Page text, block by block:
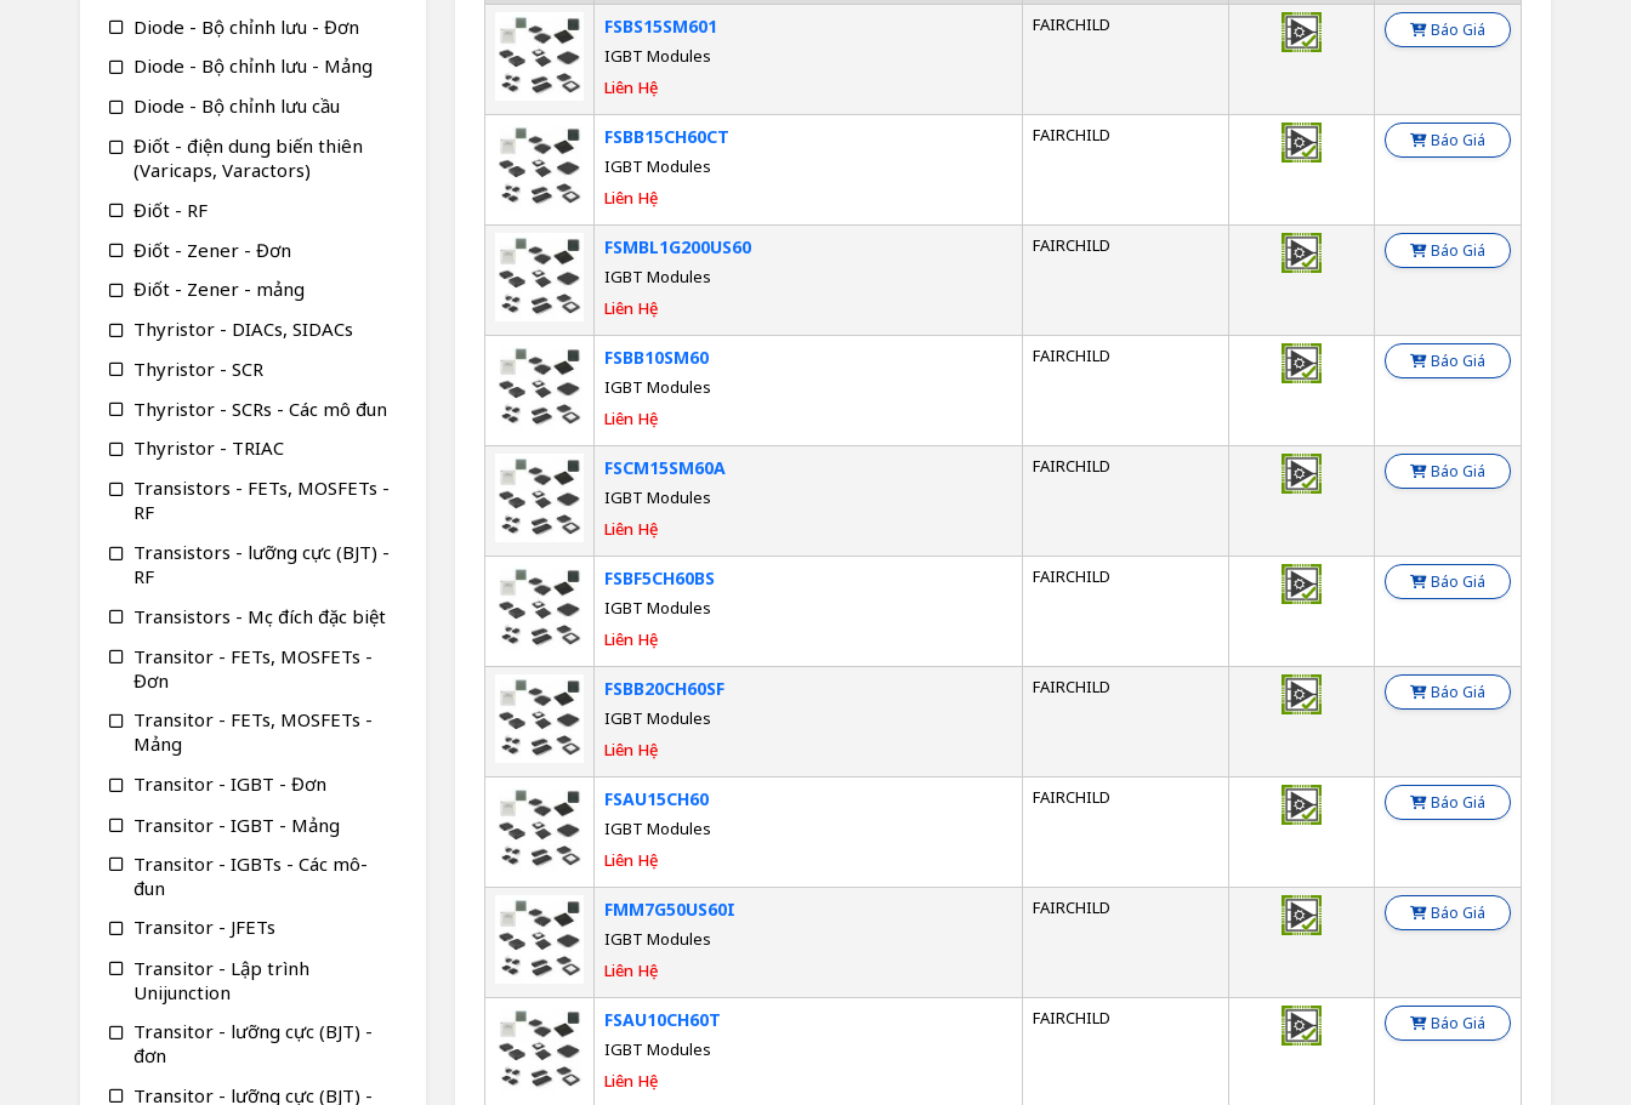
FSBS15SM601
IGBT Modules
Liên Hệ
FAIRCHILD Báo Giá
FSBB15CH60CT
IGBT Modules
Liên Hệ
FAIRCHILD Báo Giá
FSMBL1G200US60
IGBT Modules
Liên Hệ
FAIRCHILD Báo Giá
FSBB10SM60
IGBT Modules
Liên Hệ
FAIRCHILD Báo Giá
FSCM15SM60A
IGBT Modules
Liên Hệ
FAIRCHILD Báo Giá
FSBF5CH60BS
IGBT Modules
Liên Hệ
FAIRCHILD Báo Giá
FSBB20CH60SF
IGBT Modules
Liên Hệ
FAIRCHILD Báo Giá
FSAU15CH60
IGBT Modules
Liên Hệ
FAIRCHILD Báo Giá
FMM7G50US60I
IGBT Modules
Liên Hệ
FAIRCHILD Báo Giá
FSAU10CH60T
IGBT Modules
Liên Hệ
FAIRCHILD Báo Giá
Diode - Bộ chỉnh lưu - Đơn
Diode - Bộ chỉnh lưu - Mảng
Diode - Bộ chỉnh lưu cầu
Điốt - điện dung biến thiên
(Varicaps, Varactors)
Điốt - RF
Điốt - Zener - Đơn
Điốt - Zener - mảng
Thyristor - DIACs, SIDACs
Thyristor - SCR
Thyristor - SCRs - Các mô đun
Thyristor - TRIAC
Transistors - FETs, MOSFETs -
RF
Transistors - lưỡng cực (BJT) -
RF
Transistors - Mục đích đặc biệt
Transitor - FETs, MOSFETs -
Đơn
Transitor - FETs, MOSFETs -
Mảng
Transitor - IGBT - Đơn
Transitor - IGBT - Mảng
Transitor - IGBTs - Các mô-
đun
Transitor - JFETs
Transitor - Lập trình
Unijunction
Transitor - lưỡng cực (BJT) -
đơn
Transitor - lưỡng cực (BJT) -